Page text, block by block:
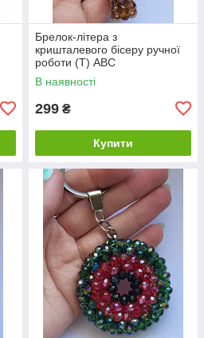
Брелок-літера з
кришталевого бісеру ручної
роботи (Т) ABC
В наявності
299 ₴
Купити